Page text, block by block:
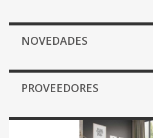
NOVEDADES
PROVEEDORES